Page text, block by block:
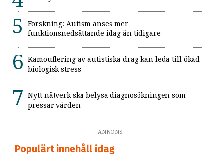
Forskning: Autism anses mer
funktionsnedsättande idag än tidigare
Kamouflering av autistiska drag kan leda till ökad
biologisk stress
Nytt nätverk ska belysa diagnosökningen som
pressar vården
ANNONS
Populärt innehåll idag